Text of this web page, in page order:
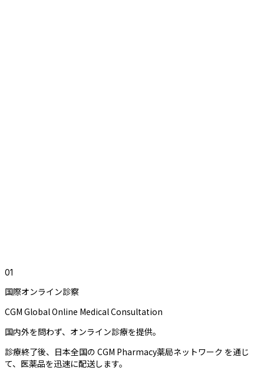
01
国際オンライン診察
CGM Global Online Medical Consultation
国内外を問わず、オンライン診療を提供。
診療終了後、日本全国の CGM Pharmacy薬局ネットワーク を通じ
て、医薬品を迅速に配送します。